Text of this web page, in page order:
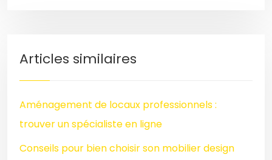
Articles similaires
Aménagement de locaux professionnels :
trouver un spécialiste en ligne
Conseils pour bien choisir son mobilier design